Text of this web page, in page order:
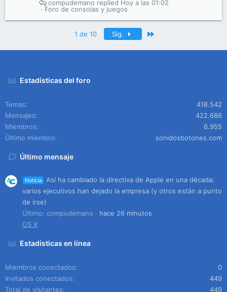
Foro de consolas y juegos
Hoy a las 01:02
compudemano
1 de 10 Sig.
Estadísticas del foro
Temas
418.542
Mensajes
422.686
Miembros
6.955
Último miembro
sonidosbotones.com
Último mensaje
Noticia
Así ha cambiado la directiva de Apple en una década:
varios ejecutivos han dejado la empresa (y otros están a punto
de irse)
Último: compudemano
hace 26 minutos
OS X
Estadísticas en línea
Miembros conectados
0
Invitados conectados
449
Total de visitantes
449